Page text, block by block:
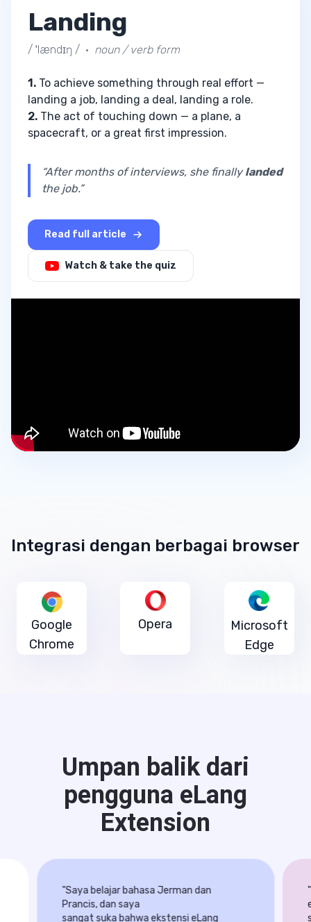
Landing
/ ˈlændɪŋ / · noun / verb form
1. To achieve something through real effort —
landing a job, landing a deal, landing a role.
2. The act of touching down — a plane, a
spacecraft, or a great first impression.
“After months of interviews, she finallylanded
the job.”
Read full article
Watch & take the quiz
Integrasi dengan berbagai browser
Google
Chrome
Opera
Microsoft
Edge
Umpan balik dari
pengguna eLang
Extension
"Saya belajar bahasa Jerman dan
Prancis, dan saya
sangat suka bahwa ekstensi eLang